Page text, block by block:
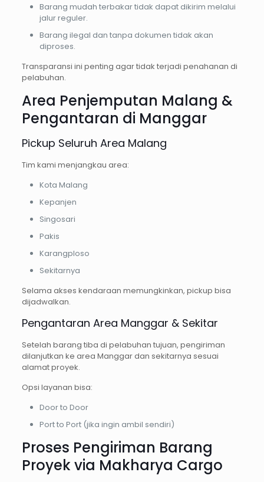
Barang mudah terbakar tidak dapat dikirim melalui
jalur reguler.
Barang ilegal dan tanpa dokumen tidak akan
diproses.
Transparansi ini penting agar tidak terjadi penahanan di
pelabuhan.
Area Penjemputan Malang &
Pengantaran di Manggar
Pickup Seluruh Area Malang
Tim kami menjangkau area:
Kota Malang
Kepanjen
Singosari
Pakis
Karangploso
Sekitarnya
Selama akses kendaraan memungkinkan, pickup bisa
dijadwalkan.
Pengantaran Area Manggar & Sekitar
Setelah barang tiba di pelabuhan tujuan, pengiriman
dilanjutkan ke area Manggar dan sekitarnya sesuai
alamat proyek.
Opsi layanan bisa:
Door to Door
Port to Port (jika ingin ambil sendiri)
Proses Pengiriman Barang
Proyek via Makharya Cargo